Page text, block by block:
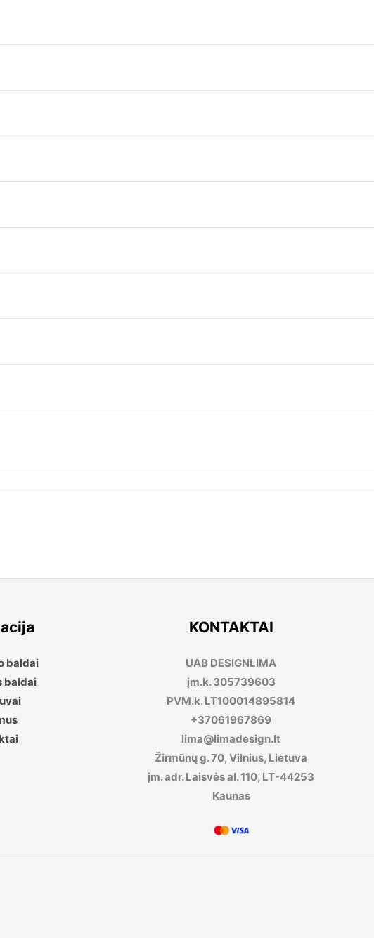
baldai
baldai
KONTAKTAI
UAB DESIGNLIMA
įm.k. 305739603
PVM.k. LT100014895814
+37061967869
lima@limadesign.lt
Žirmūnų g. 70, Vilnius, Lietuva
įm. adr. Laisvės al. 110, LT-44253
Kaunas